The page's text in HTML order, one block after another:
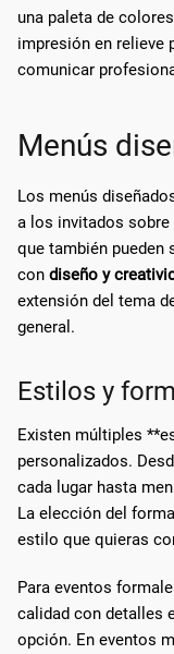
una paleta de
impresión en relieve
comunicar
Menús
Los menús
a los invitados
que también pueden
con diseño y
extensión del tema
general.
Estilos y
Existen múltiples
personalizados.
cada lugar hasta
La elección del
estilo que quieras
Para eventos
calidad con detalles
opción. En eventos